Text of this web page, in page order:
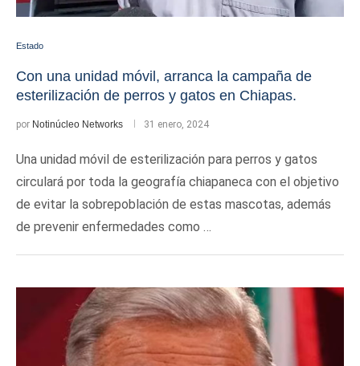
Estado
Con una unidad móvil, arranca la campaña de
esterilización de perros y gatos en Chiapas.
por Notinúcleo Networks 31 enero, 2024
Una unidad móvil de esterilización para perros y gatos
circulará por toda la geografía chiapaneca con el objetivo
de evitar la sobrepoblación de estas mascotas, además
de prevenir enfermedades como …